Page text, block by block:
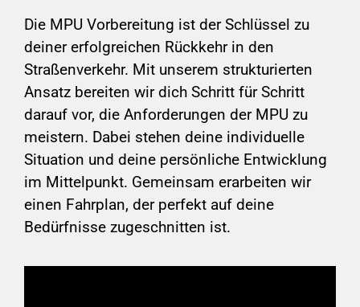
Die MPU Vorbereitung ist der Schlüssel zu
deiner erfolgreichen Rückkehr in den
Straßenverkehr. Mit unserem strukturierten
Ansatz bereiten wir dich Schritt für Schritt
darauf vor, die Anforderungen der MPU zu
meistern. Dabei stehen deine individuelle
Situation und deine persönliche Entwicklung
im Mittelpunkt. Gemeinsam erarbeiten wir
einen Fahrplan, der perfekt auf deine
Bedürfnisse zugeschnitten ist.